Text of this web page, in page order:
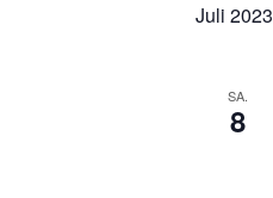
Juli 2023
SA.
8